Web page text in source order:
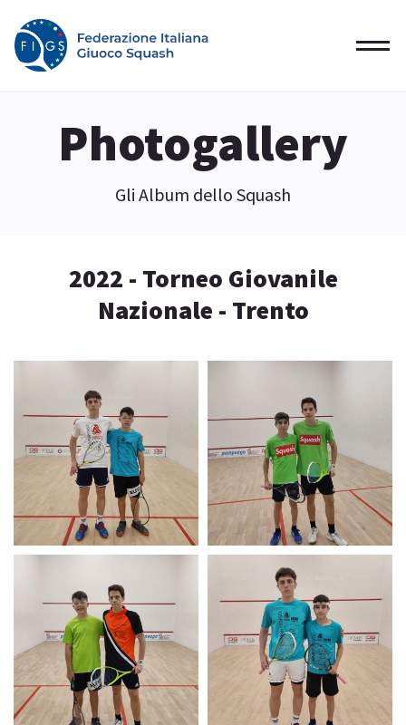
Photogallery
Gli Album dello Squash
2022 - Torneo Giovanile
Nazionale - Trento